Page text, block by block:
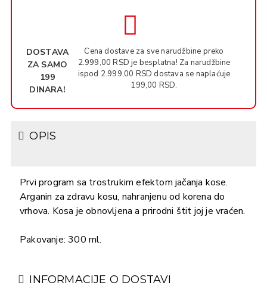
DOSTAVA
ZA SAMO
199
DINARA!
Cena dostave za sve narudžbine preko
2.999,00 RSD je besplatna! Za narudžbine
ispod 2.999,00 RSD dostava se naplaćuje
199,00 RSD.
OPIS
Prvi program sa trostrukim efektom jačanja kose.
Arganin za zdravu kosu, nahranjenu od korena do
vrhova. Kosa je obnovljena a prirodni štit joj je vraćen.
Pakovanje: 300 ml.
INFORMACIJE O DOSTAVI